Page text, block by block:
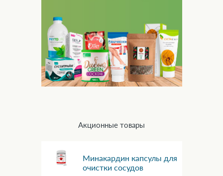
Акционные товары
Минакардин капсулы для
очистки сосудов